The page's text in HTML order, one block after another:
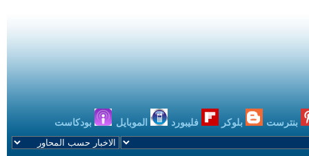
بنترست بلوكر فليبورد الموبايل بودكاست